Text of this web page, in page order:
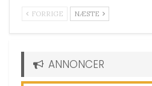
FORRIGE NÆSTE
ANNONCER